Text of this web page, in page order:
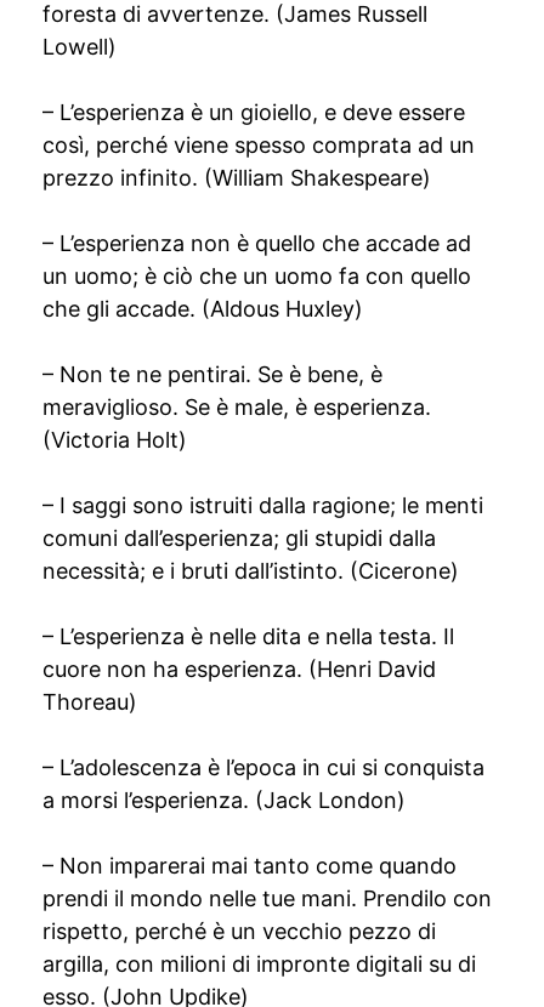
foresta di avvertenze. (James Russell
Lowell)
– L’esperienza è un gioiello, e deve essere
così, perché viene spesso comprata ad un
prezzo infinito. (William Shakespeare)
– L’esperienza non è quello che accade ad
un uomo; è ciò che un uomo fa con quello
che gli accade. (Aldous Huxley)
– Non te ne pentirai. Se è bene, è
meraviglioso. Se è male, è esperienza.
(Victoria Holt)
– I saggi sono istruiti dalla ragione; le menti
comuni dall’esperienza; gli stupidi dalla
necessità; e i bruti dall’istinto. (Cicerone)
– L’esperienza è nelle dita e nella testa. Il
cuore non ha esperienza. (Henri David
Thoreau)
– L’adolescenza è l’epoca in cui si conquista
a morsi l’esperienza. (Jack London)
– Non imparerai mai tanto come quando
prendi il mondo nelle tue mani. Prendilo con
rispetto, perché è un vecchio pezzo di
argilla, con milioni di impronte digitali su di
esso. (John Updike)